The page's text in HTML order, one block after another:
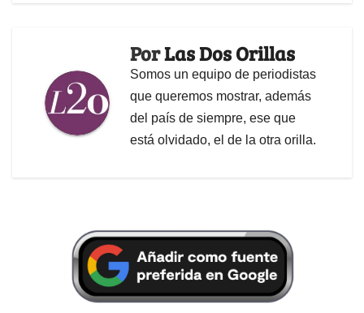
PorLas Dos Orillas
Somos un equipo de periodistas
que queremos mostrar, además
del país de siempre, ese que
está olvidado, el de la otra orilla.